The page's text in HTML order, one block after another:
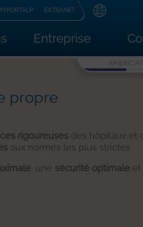
EXTRANET
Entreprise
propre
rigoureuses des hôpitaux et
aux normes les plus strictes.
, une sécurité optimale et